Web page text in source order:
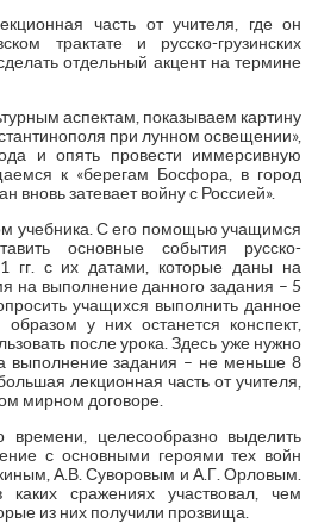
часть от учителя, где он
трактате и русско-грузинских
отдельный акцент на термине
аспектам, показываем картину
при лунном освещении»,
и опять провести иммерсивную
к «берегам Босфора, в город
вновь затевает войну с Россией».
учебника. С его помощью учащимся
основные события русско-
гг. с их датами, которые даны на
на выполнение данного задания – 5
учащихся выполнить данное
у них останется конспект,
после урока. Здесь уже нужно
выполнение задания – не меньше 8
лекционная часть от учителя,
мирном договоре.
времени, целесообразно выделить
с основными героями тех войн
А.В. Суворовым и А.Г. Орловым.
сражениях участвовал, чем
из них получили прозвища.